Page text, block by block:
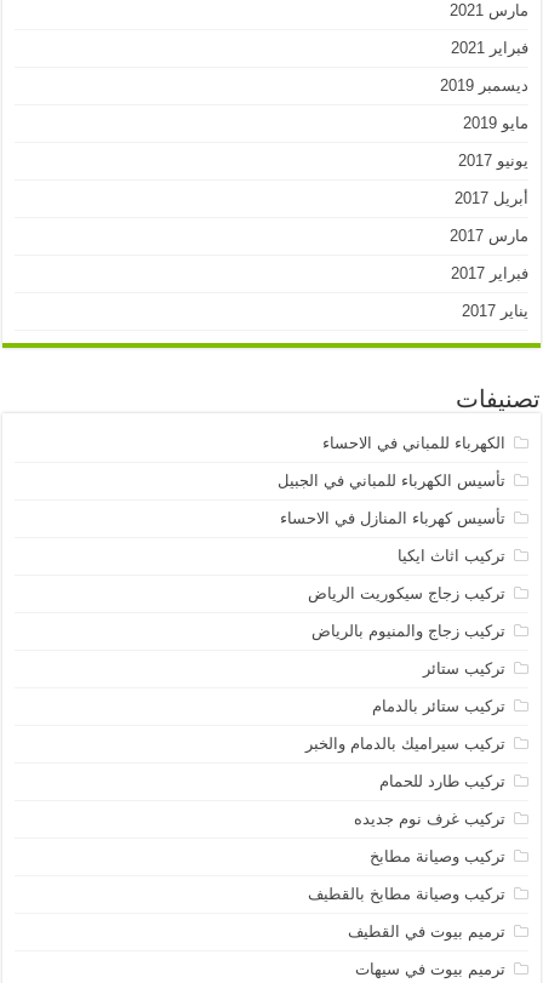
مارس 2021
فبراير 2021
ديسمبر 2019
مايو 2019
يونيو 2017
أبريل 2017
مارس 2017
فبراير 2017
يناير 2017
تصنيفات
الكهرباء للمباني في الاحساء
تأسيس الكهرباء للمباني في الجبيل
تأسيس كهرباء المنازل في الاحساء
تركيب اثاث ايكيا
تركيب زجاج سيكوريت الرياض
تركيب زجاج والمنيوم بالرياض
تركيب ستائر
تركيب ستائر بالدمام
تركيب سيراميك بالدمام والخبر
تركيب طارد للحمام
تركيب غرف نوم جديده
تركيب وصيانة مطابخ
تركيب وصيانة مطابخ بالقطيف
ترميم بيوت في القطيف
ترميم بيوت في سيهات